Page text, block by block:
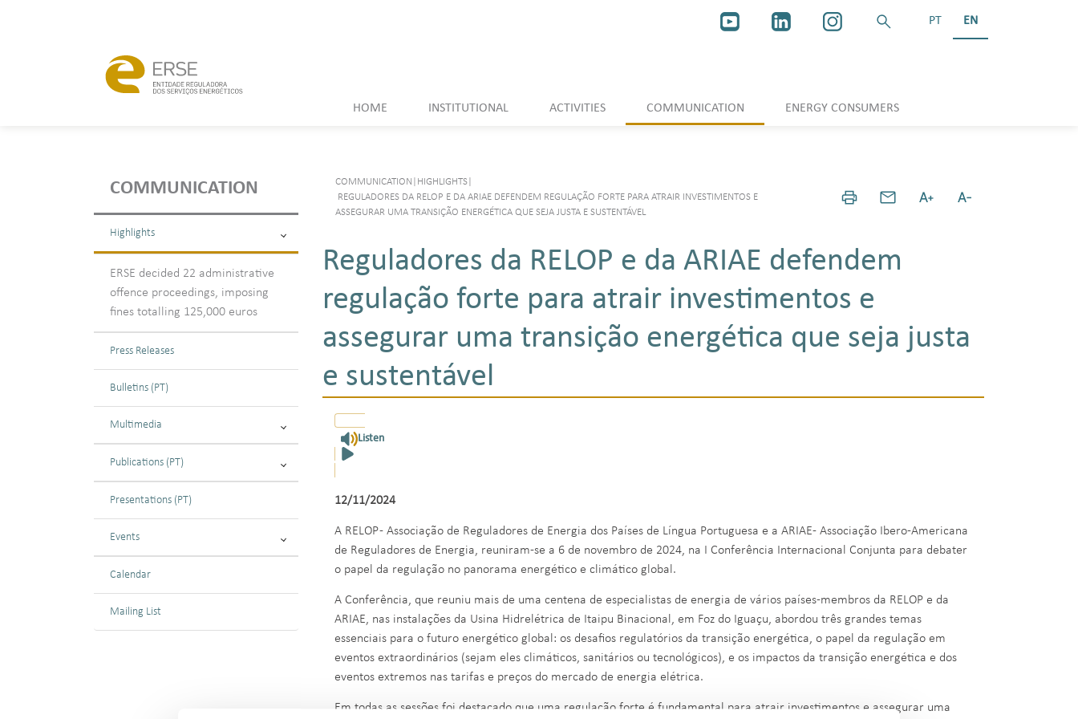
PT EN
HOME INSTITUTIONAL ACTIVITIES COMMUNICATION ENERGY CONSUMERS
COMMUNICATION
Highlights
ERSE decided 22 administrative
offence proceedings, imposing
fines totalling 125,000 euros
Press Releases
Bulletins (PT)
Multimedia
Publications (PT)
Presentations (PT)
Events
Calendar
Mailing List
COMMUNICATION HIGHLIGHTS
REGULADORES DA RELOP E DA ARIAE DEFENDEM REGULAÇÃO FORTE PARA ATRAIR INVESTIMENTOS E
ASSEGURAR UMA TRANSIÇÃO ENERGÉTICA QUE SEJA JUSTA E SUSTENTÁVEL
Reguladores da RELOP e da ARIAE defendem
regulação forte para atrair investimentos e
assegurar uma transição energética que seja justa
e sustentável
Listen
12/11/2024
A RELOP - Associação de Reguladores de Energia dos Países de Língua Portuguesa e a ARIAE- Associação Ibero-Americana
de Reguladores de Energia, reuniram-se a 6 de novembro de 2024, na I Conferência Internacional Conjunta para debater
o papel da regulação no panorama energético e climático global.
A Conferência, que reuniu mais de uma centena de especialistas de energia de vários países-membros da RELOP e da
ARIAE, nas instalações da Usina Hidrelétrica de Itaipu Binacional, em Foz do Iguaçu, abordou três grandes temas
essenciais para o futuro energético global: os desafios regulatórios da transição energética, o papel da regulação em
eventos extraordinários (sejam eles climáticos, sanitários ou tecnológicos), e os impactos da transição energética e dos
eventos extremos nas tarifas e preços do mercado de energia elétrica.
Em todas as sessões foi destacado que uma regulação forte é fundamental para atrair investimentos e assegurar uma